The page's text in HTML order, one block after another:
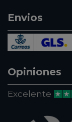
Envios
Opiniones
Excelente